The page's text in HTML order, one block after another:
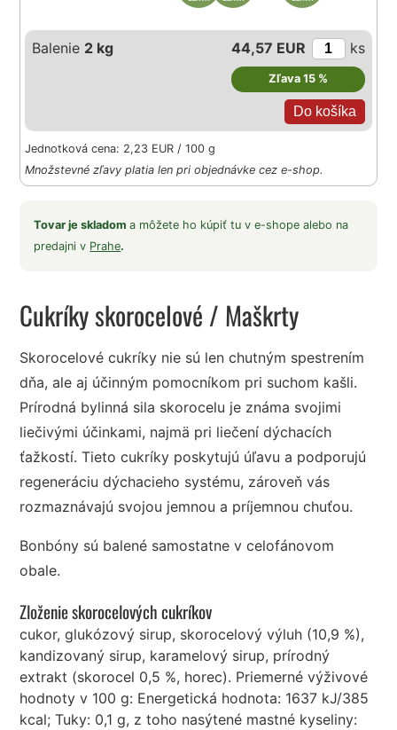
Balenie 2 kg 44,57 EUR ks
Zľava 15 %
Jednotková cena: 2,23 EUR / 100 g
Množstevné zľavy platia len pri objednávke cez e-shop.
Tovar je skladoma môžete ho kúpiť tu v e-shope alebo na
predajni v Prahe.
Cukríky skorocelové / Maškrty
Skorocelové cukríky nie sú len chutným spestrením
dňa, ale aj účinným pomocníkom pri suchom kašli.
Prírodná bylinná sila skorocelu je známa svojimi
liečivými účinkami, najmä pri liečení dýchacích
ťažkostí. Tieto cukríky poskytujú úľavu a podporujú
regeneráciu dýchacieho systému, zároveň vás
rozmaznávajú svojou jemnou a príjemnou chuťou.
Bonbóny sú balené samostatne v celofánovom
obale.
Zloženie skorocelových cukríkov
cukor, glukózový sirup, skorocelový výluh (10,9 %),
kandizovaný sirup, karamelový sirup, prírodný
extrakt (skorocel 0,5 %, horec). Priemerné výživové
hodnoty v 100 g: Energetická hodnota: 1637 kJ/385
kcal; Tuky: 0,1 g, z toho nasýtené mastné kyseliny: